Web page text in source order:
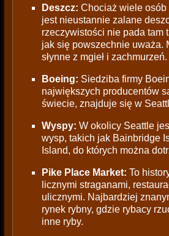
Deszcz: Chociaż wiele
jest nieustannie zalane
rzeczywistości nie pada tam
jak się powszechnie uważa.
słynne z mgieł i zachmurzeń.
Boeing: Siedziba firmy
największych producentów
świecie, znajduje się w
Wyspy: W okolicy Seattle
wysp, takich jak Bainbridge
Island, do których można
Pike Place Market: To
licznymi straganami,
ulicznymi. Najbardziej
rynek rybny, gdzie rybacy
inne ryby.